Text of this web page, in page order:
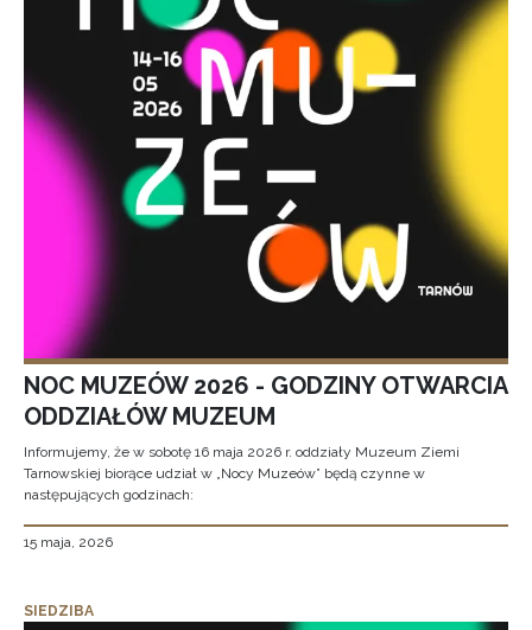
NOC MUZEÓW 2026 - GODZINY OTWARCIA
ODDZIAŁÓW MUZEUM
Informujemy, że w sobotę 16 maja 2026 r. oddziały Muzeum Ziemi
Tarnowskiej biorące udział w „Nocy Muzeów” będą czynne w
następujących godzinach:
15 maja, 2026
SIEDZIBA